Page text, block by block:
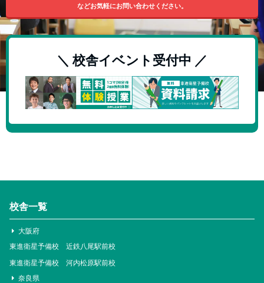
などお気軽にお問い合わせください。
＼ 校舎イベント受付中 ／
校舎一覧
大阪府
東進衛星予備校 近鉄八尾駅前校
東進衛星予備校 河内松原駅前校
奈良県